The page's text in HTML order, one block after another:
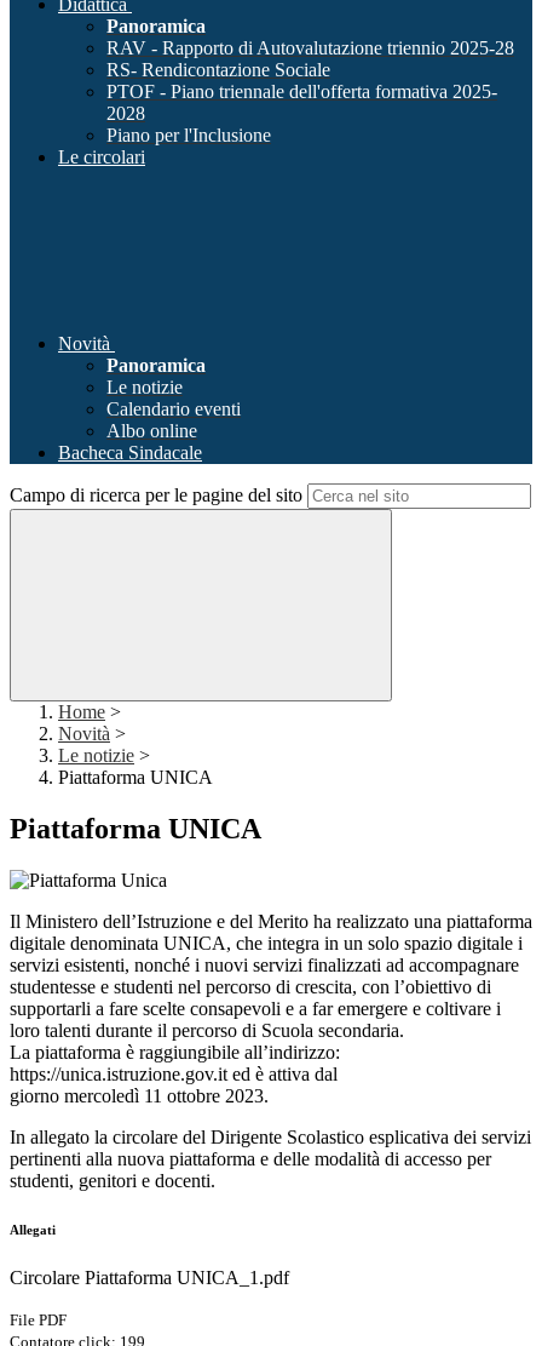
Didattica
Panoramica
RAV - Rapporto di Autovalutazione triennio 2025-28
RS- Rendicontazione Sociale
PTOF - Piano triennale dell'offerta formativa 2025-
2028
Piano per l'Inclusione
Le circolari
Novità
Panoramica
Le notizie
Calendario eventi
Albo online
Bacheca Sindacale
Campo di ricerca per le pagine del sito
Home >
Novità >
Le notizie >
Piattaforma UNICA
Piattaforma UNICA
Il Ministero dell’Istruzione e del Merito ha realizzato una piattaforma
digitale denominata UNICA, che integra in un solo spazio digitale i
servizi esistenti, nonché i nuovi servizi finalizzati ad accompagnare
studentesse e studenti nel percorso di crescita, con l’obiettivo di
supportarli a fare scelte consapevoli e a far emergere e coltivare i
loro talenti durante il percorso di Scuola secondaria.
La piattaforma è raggiungibile all’indirizzo:
https://unica.istruzione.gov.it ed è attiva dal
giorno mercoledì 11 ottobre 2023.
In allegato la circolare del Dirigente Scolastico esplicativa dei servizi
pertinenti alla nuova piattaforma e delle modalità di accesso per
studenti, genitori e docenti.
Allegati
Circolare Piattaforma UNICA_1.pdf
File PDF
Contatore click: 199